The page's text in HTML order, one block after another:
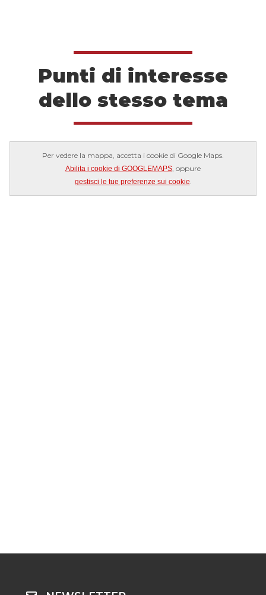
Punti di interesse
dello stesso tema
Per vedere la mappa, accetta i cookie di Google Maps.
Abilita i cookie di GOOGLEMAPS, oppure
gestisci le tue preferenze sui cookie.